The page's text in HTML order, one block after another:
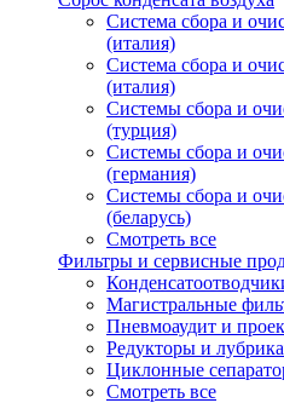
Система сбора и
(италия)
Система сбора и
(италия)
Системы сбора и
(турция)
Системы сбора и
(германия)
Системы сбора и
(беларусь)
Смотреть все
Фильтры и сервисные
Магистральные
Пневмоаудит и
Редукторы и
Циклонные
Смотреть все